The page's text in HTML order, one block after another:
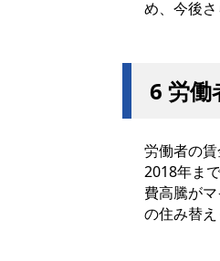
め、今後
6 労働
労働者の
2018年ま
費高騰が
の住み替